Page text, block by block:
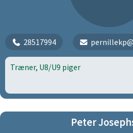
28517994
Træner, U8/U9 piger
Peter